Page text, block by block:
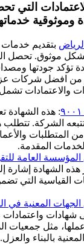
التي
وموثوقية
بتقديم خدمات
بشكل موثوق. تحصل
تؤكد جودتها
من افضل شركات
والاعتمادات
: هذه الشهادة
تتبعه الشركة. تتطلب
المتطلبات
المقدمة.
المؤسسة العامة
هذه الشهادة إشارة
القياسية التي
الجهات المعنية في
واعتمادات
مثل جمعيات
بالبناء والعزل.